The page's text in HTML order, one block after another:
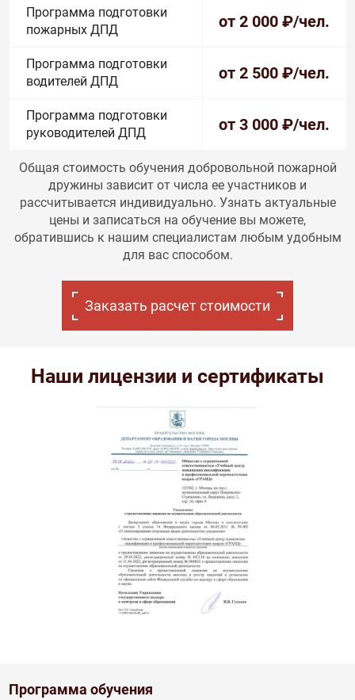
Программа подготовки
пожарных ДПД
от 2 000 ₽/чел.
Программа подготовки
водителей ДПД
от 2 500 ₽/чел.
Программа подготовки
руководителей ДПД
от 3 000 ₽/чел.
Общая стоимость обучения добровольной пожарной
дружины зависит от числа ее участников и
рассчитывается индивидуально. Узнать актуальные
цены и записаться на обучение вы можете,
обратившись к нашим специалистам любым удобным
для вас способом.
Заказать расчет стоимости
Наши лицензии и сертификаты
Программа обучения